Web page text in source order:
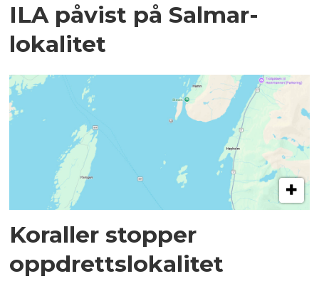
ILA påvist på Salmar-
lokalitet
Koraller stopper
oppdrettslokalitet